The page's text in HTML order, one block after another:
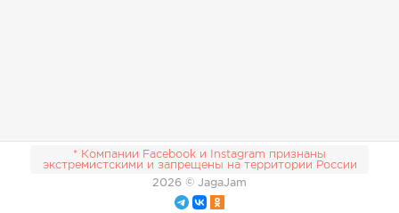
* Компании Facebook и Instagram признаны
экстремистскими и запрещены на территории России
2026 © JagaJam